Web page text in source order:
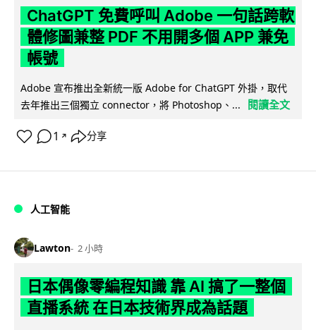
ChatGPT 免費呼叫 Adobe 一句話跨軟
體修圖兼整 PDF 不用開多個 APP 兼免
帳號
Adobe 宣布推出全新統一版 Adobe for ChatGPT 外掛，取代
去年推出三個獨立 connector，將 Photoshop、...
閱讀全文
1 ↗ 分享
人工智能
Lawton 2 小時
日本偶像零編程知識 靠 AI 搞了一整個
直播系統 在日本技術界成為話題